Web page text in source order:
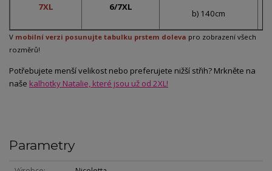
7XL 6/7XL
b) 140cm
V mobilní verzi posunujte tabulku prstem doleva pro zobrazení všech
rozměrů!
Potřebujete menší velikost nebo preferujete nižší střih? Mrkněte na
naše kalhotky Natalie, které jsou už od 2XL!
Parametry